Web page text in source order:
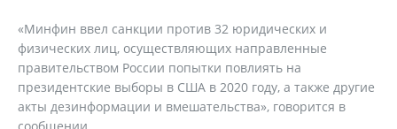
«Минфин ввел санкции против 32 юридических и
физических лиц, осуществляющих направленные
правительством России попытки повлиять на
президентские выборы в США в 2020 году, а также другие
акты дезинформации и вмешательства», говорится в